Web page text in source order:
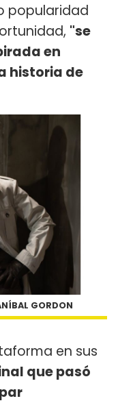
popularidad
"se
en
historia de
GORDON
en sus
que pasó